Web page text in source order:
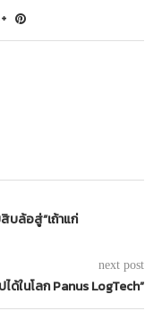
บล้อสู่“เถ้าแก่
next post
ได้ในโลก Panus LogTech”